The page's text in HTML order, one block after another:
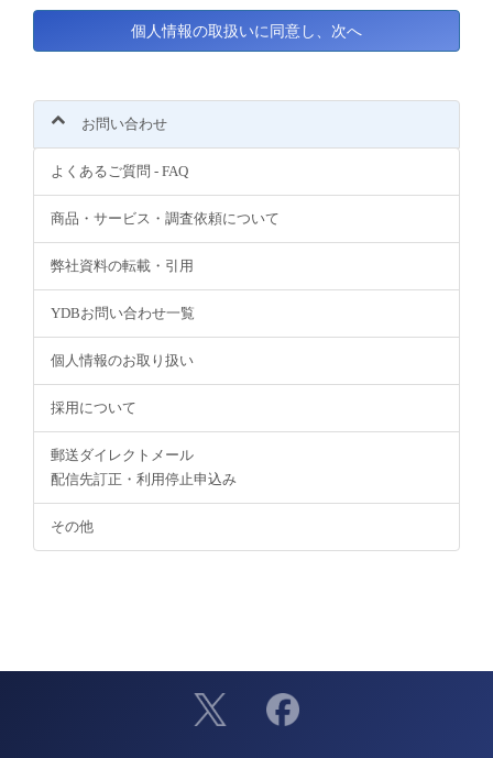
お問い合わせ
よくあるご質問 - FAQ
商品・サービス・調査依頼について
弊社資料の転載・引用
YDBお問い合わせ一覧
個人情報のお取り扱い
採用について
郵送ダイレクトメール
配信先訂正・利用停止申込み
その他